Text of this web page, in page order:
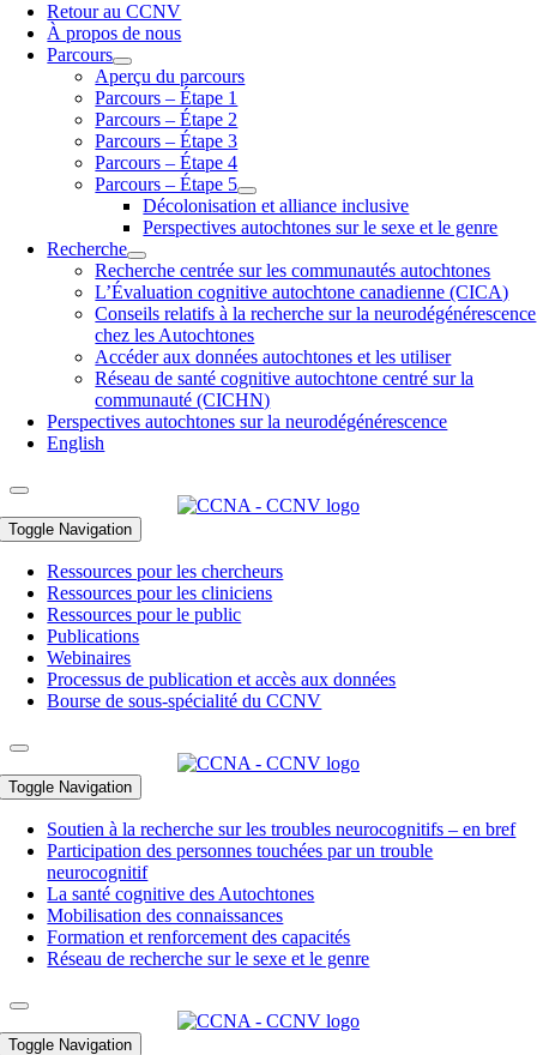
Retour au CCNV
À propos de nous
Parcours
Aperçu du parcours
Parcours – Étape 1
Parcours – Étape 2
Parcours – Étape 3
Parcours – Étape 4
Parcours – Étape 5
Décolonisation et alliance inclusive
Perspectives autochtones sur le sexe et le genre
Recherche
Recherche centrée sur les communautés autochtones
L’Évaluation cognitive autochtone canadienne (CICA)
Conseils relatifs à la recherche sur la neurodégénérescence
chez les Autochtones
Accéder aux données autochtones et les utiliser
Réseau de santé cognitive autochtone centré sur la
communauté (CICHN)
Perspectives autochtones sur la neurodégénérescence
English
Toggle Navigation
Ressources pour les chercheurs
Ressources pour les cliniciens
Ressources pour le public
Publications
Webinaires
Processus de publication et accès aux données
Bourse de sous-spécialité du CCNV
Toggle Navigation
Soutien à la recherche sur les troubles neurocognitifs – en bref
Participation des personnes touchées par un trouble
neurocognitif
La santé cognitive des Autochtones
Mobilisation des connaissances
Formation et renforcement des capacités
Réseau de recherche sur le sexe et le genre
Toggle Navigation